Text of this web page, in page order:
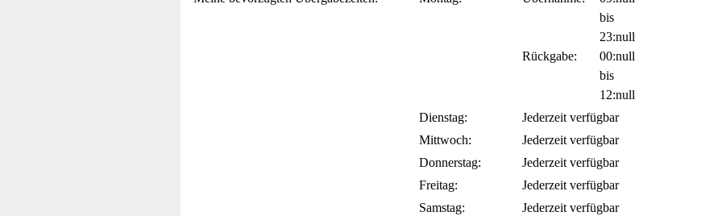
bis
23:null
Rückgabe:
00:null
bis
12:null
Dienstag:
Jederzeit verfügbar
Mittwoch:
Jederzeit verfügbar
Donnerstag:
Jederzeit verfügbar
Freitag:
Jederzeit verfügbar
Samstag:
Jederzeit verfügbar